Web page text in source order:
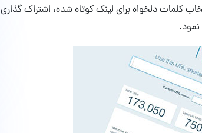
دلخواه برای لینک کوتاه شده، اشتراک گذاری